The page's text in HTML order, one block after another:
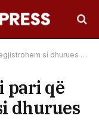
si dhurues organesh
pari që
dhurues